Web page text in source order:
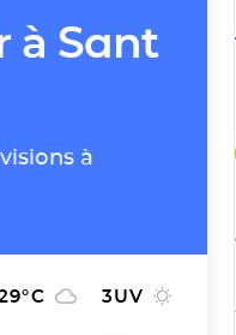
à Sant
à
°C 3UV